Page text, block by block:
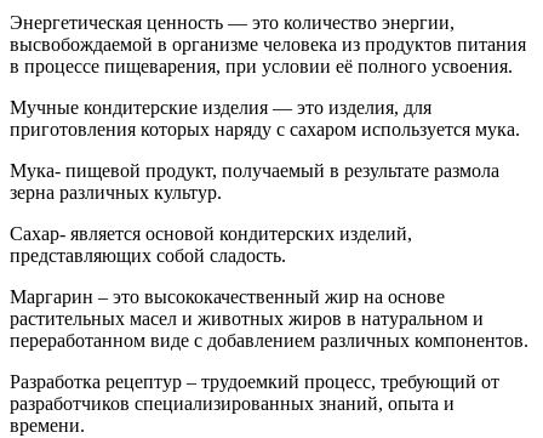
Энергетическая ценность — это количество энергии,
высвобождаемой в организме человека из продуктов питания
в процессе пищеварения, при условии её полного усвоения.
Мучные кондитерские изделия — это изделия, для
приготовления которых наряду с сахаром используется мука.
Мука- пищевой продукт, получаемый в результате размола
зерна различных культур.
Сахар- является основой кондитерских изделий,
представляющих собой сладость.
Маргарин – это высококачественный жир на основе
растительных масел и животных жиров в натуральном и
переработанном виде с добавлением различных компонентов.
Разработка рецептур – трудоемкий процесс, требующий от
разработчиков специализированных знаний, опыта и
времени.